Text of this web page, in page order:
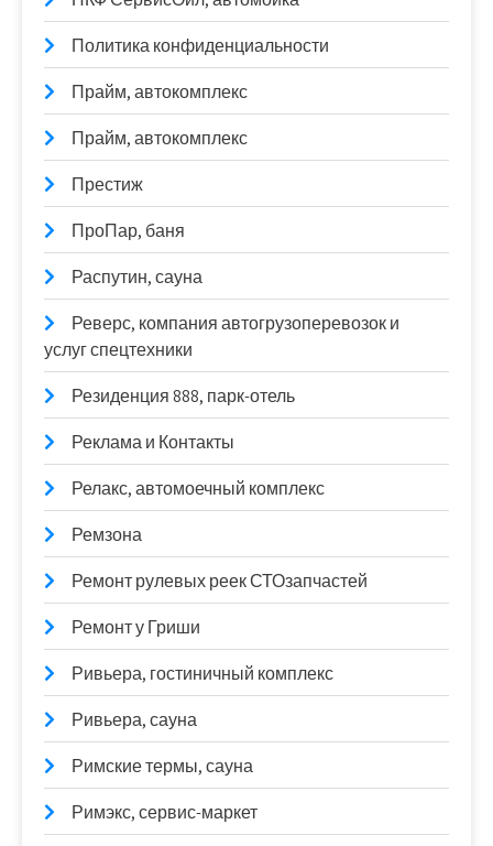
Политика конфиденциальности
Прайм, автокомплекс
Прайм, автокомплекс
Престиж
ПроПар, баня
Распутин, сауна
Реверс, компания автогрузоперевозок и
услуг спецтехники
Резиденция 888, парк-отель
Реклама и Контакты
Релакс, автомоечный комплекс
Ремзона
Ремонт рулевых реек СТОзапчастей
Ремонт у Гриши
Ривьера, гостиничный комплекс
Ривьера, сауна
Римские термы, сауна
Римэкс, сервис-маркет